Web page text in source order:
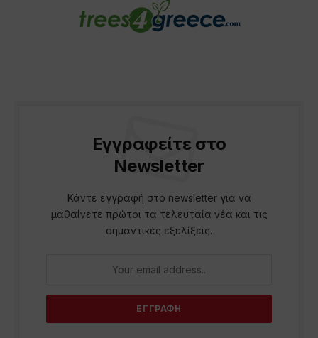
Εγγραφείτε στο
Newsletter
Κάντε εγγραφή στο newsletter για να
μαθαίνετε πρώτοι τα τελευταία νέα και τις
σημαντικές εξελίξεις.